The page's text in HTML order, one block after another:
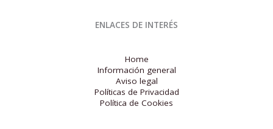
ENLACES DE INTERÉS
Home
Información general
Aviso legal
Políticas de Privacidad
Política de Cookies